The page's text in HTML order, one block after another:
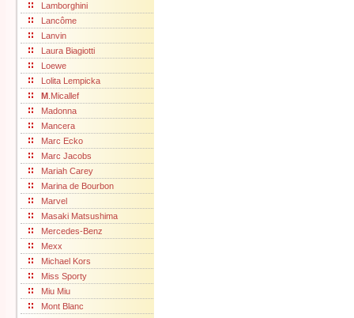
Lamborghini
Lancôme
Lanvin
Laura Biagiotti
Loewe
Lolita Lempicka
M .Micallef
Madonna
Mancera
Marc Ecko
Marc Jacobs
Mariah Carey
Marina de Bourbon
Marvel
Masaki Matsushima
Mercedes-Benz
Mexx
Michael Kors
Miss Sporty
Miu Miu
Mont Blanc